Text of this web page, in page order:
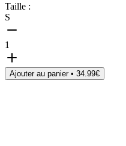
Taille :
S
1
Ajouter au panier • 34.99€